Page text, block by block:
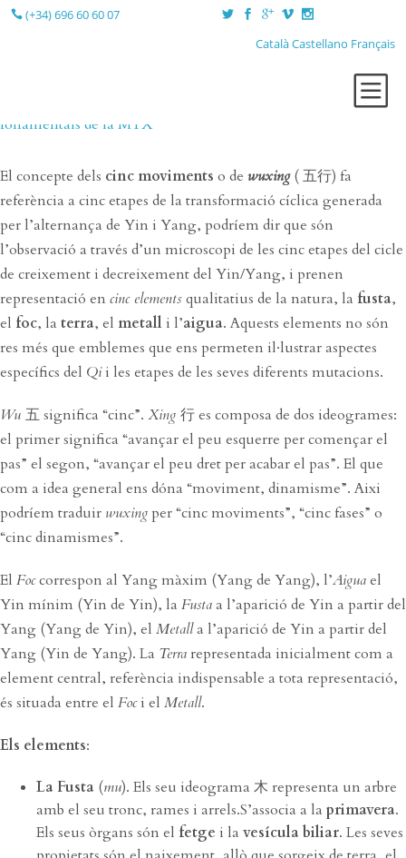
(+34) 696 60 60 07
CatalàCastellano Français
QUI SÓC?
LA SESSIÓ
LA CONSULTA
BLOG
fonamentals de la MTX
El concepte dels cinc moviments o de wuxing( 五行) fa
referència a cinc etapes de la transformació cíclica generada
per l’alternança de Yin i Yang, podríem dir que són
l’observació a través d’un microscopi de les cinc etapes del cicle
de creixement i decreixement del Yin/Yang, i prenen
representació en cinc elements qualitatius de la natura, la fusta,
el foc, la terra, el metall i l’aigua. Aquests elements no són
res més que emblemes que ens permeten il·lustrar aspectes
específics del Qii les etapes de les seves diferents mutacions.
Wu 五 significa “cinc”. Xing 行 es composa de dos ideogrames:
el primer significa “avançar el peu esquerre per començar el
pas” el segon, “avançar el peu dret per acabar el pas”. El que
com a idea general ens dóna “moviment, dinamisme”. Aixi
podríem traduir wuxingper “cinc moviments”, “cinc fases” o
“cinc dinamismes”.
El Foccorrespon al Yang màxim (Yang de Yang), l’Aiguael
Yin mínim (Yin de Yin), la Fustaa l’aparició de Yin a partir del
Yang (Yang de Yin), el Metalla l’aparició de Yin a partir del
Yang (Yin de Yang). La Terra representada inicialment com a
element central, referència indispensable a tota representació,
és situada entre el Foci el Metall.
Els elements:
La Fusta (mu). Els seu ideograma 木 representa un arbre
amb el seu tronc, rames i arrels.S’associa a la primavera.
Els seus òrgans són el fetge i la vesícula biliar. Les seves